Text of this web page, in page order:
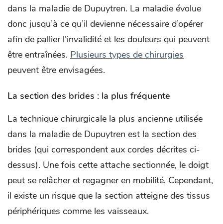
dans la maladie de Dupuytren. La maladie évolue
donc jusqu’à ce qu’il devienne nécessaire d’opérer
afin de pallier l’invalidité et les douleurs qui peuvent
être entraînées. Plusieurs types de chirurgies
peuvent être envisagées.
La section des brides : la plus fréquente
La technique chirurgicale la plus ancienne utilisée
dans la maladie de Dupuytren est la section des
brides (qui correspondent aux cordes décrites ci-
dessus). Une fois cette attache sectionnée, le doigt
peut se relâcher et regagner en mobilité. Cependant,
il existe un risque que la section atteigne des tissus
périphériques comme les vaisseaux.